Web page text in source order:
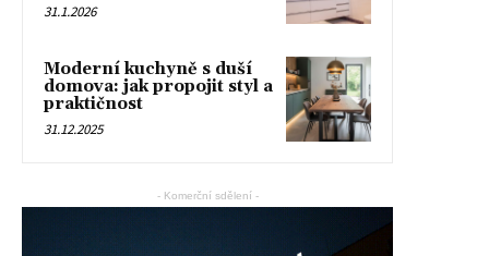
31.1.2026
Moderní kuchyně s duší
domova: jak propojit styl a
praktičnost
31.12.2025
- Komerční sdělení -